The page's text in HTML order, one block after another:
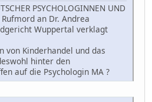
PSYCHOLOGINNEN UND
Rufmord an Dr. Andrea
Wuppertal verklagt
von Kinderhandel und das
hinter den
auf die Psychologin MA ?